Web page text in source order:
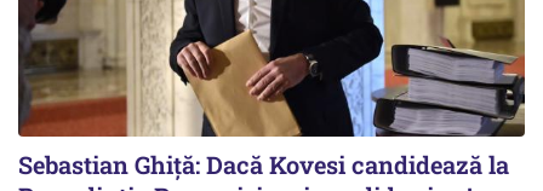
Sebastian Ghiță: Dacă Kovesi candidează la